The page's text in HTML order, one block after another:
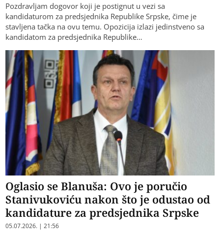
Pozdravljam dogovor koji je postignut u vezi sa
kandidaturom za predsjednika Republike Srpske, čime je
stavljena tačka na ovu temu. Opozicija izlazi jedinstveno sa
kandidatom za predsjednika Republike…
Oglasio se Blanuša: Ovo je poručio
Stanivukoviću nakon što je odustao od
kandidature za predsjednika Srpske
05.07.2026. | 21:56